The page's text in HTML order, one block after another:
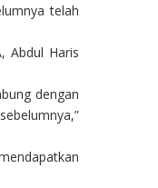
telah
Abdul Haris
dengan